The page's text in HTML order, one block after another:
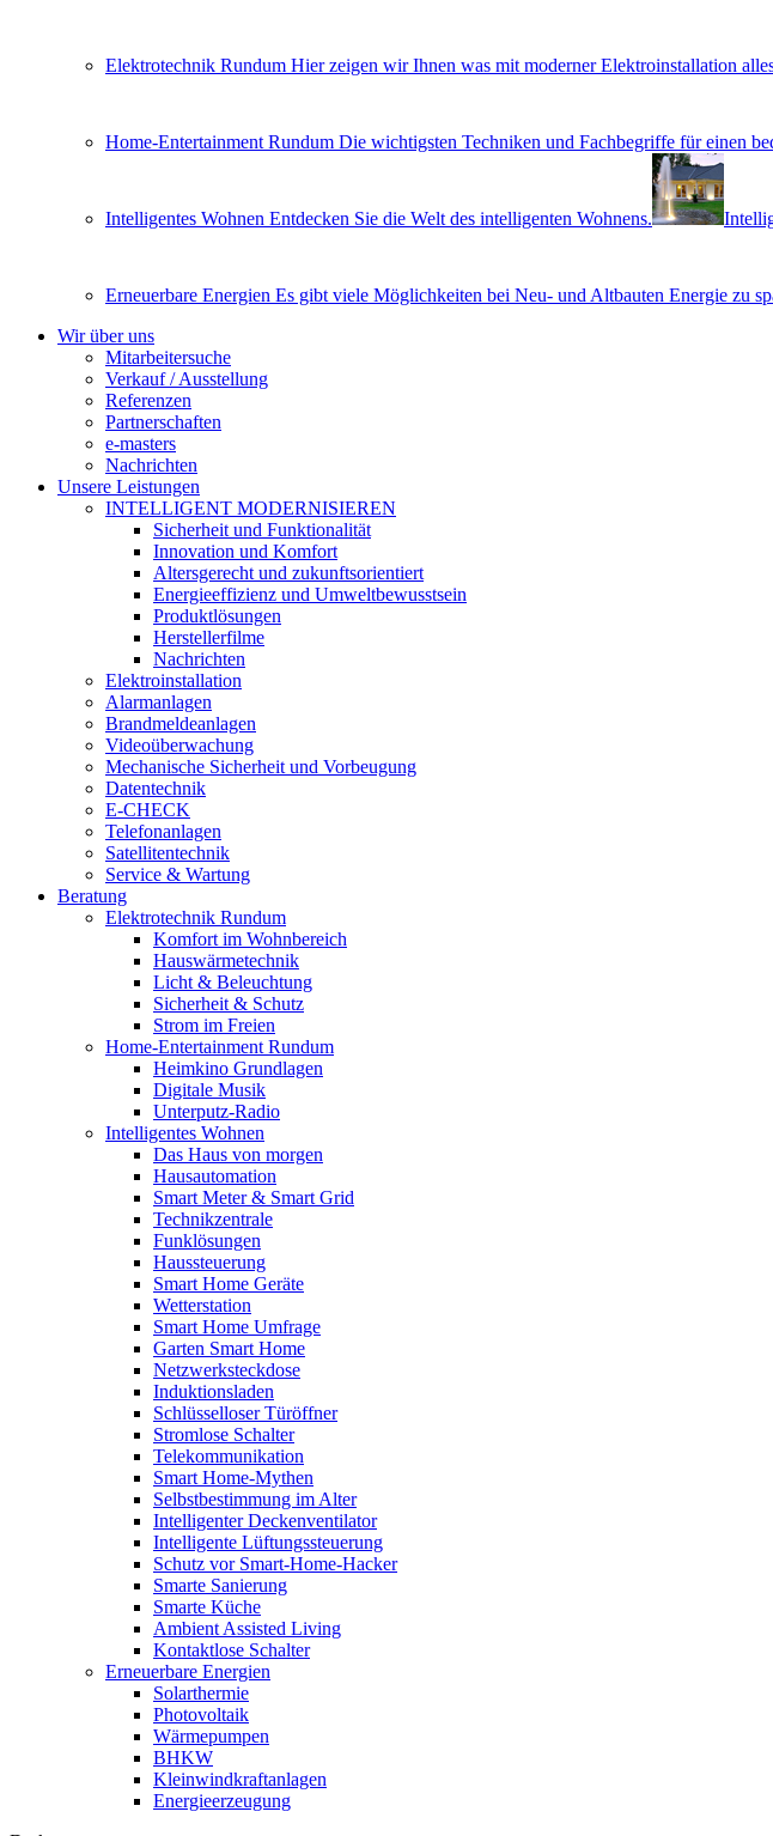
Elektrotechnik Rundum Hier zeigen wir Ihnen was mit moderner Elektroinstallation
Home-Entertainment Rundum Die wichtigsten Techniken und Fachbegriffe für einen
Intelligentes Wohnen Entdecken Sie die Welt des intelligenten Wohnens.
Erneuerbare Energien Es gibt viele Möglichkeiten bei Neu- und Altbauten Energie zu
Wir über uns
Mitarbeitersuche
Verkauf / Ausstellung
Referenzen
Partnerschaften
e-masters
Nachrichten
Unsere Leistungen
INTELLIGENT MODERNISIEREN
Sicherheit und Funktionalität
Innovation und Komfort
Altersgerecht und zukunftsorientiert
Energieeffizienz und Umweltbewusstsein
Produktlösungen
Herstellerfilme
Nachrichten
Elektroinstallation
Alarmanlagen
Brandmeldeanlagen
Videoüberwachung
Mechanische Sicherheit und Vorbeugung
Datentechnik
E-CHECK
Telefonanlagen
Satellitentechnik
Service & Wartung
Beratung
Elektrotechnik Rundum
Komfort im Wohnbereich
Hauswärmetechnik
Licht & Beleuchtung
Sicherheit & Schutz
Strom im Freien
Home-Entertainment Rundum
Heimkino Grundlagen
Digitale Musik
Unterputz-Radio
Intelligentes Wohnen
Das Haus von morgen
Hausautomation
Smart Meter & Smart Grid
Technikzentrale
Funklösungen
Haussteuerung
Smart Home Geräte
Wetterstation
Smart Home Umfrage
Garten Smart Home
Netzwerksteckdose
Induktionsladen
Schlüsselloser Türöffner
Stromlose Schalter
Telekommunikation
Smart Home-Mythen
Selbstbestimmung im Alter
Intelligenter Deckenventilator
Intelligente Lüftungssteuerung
Schutz vor Smart-Home-Hacker
Smarte Sanierung
Smarte Küche
Ambient Assisted Living
Kontaktlose Schalter
Erneuerbare Energien
Solarthermie
Photovoltaik
Wärmepumpen
BHKW
Kleinwindkraftanlagen
Energieerzeugung